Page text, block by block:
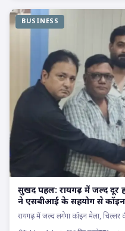
BUSINESS
सुखद पहल: रायगढ़ में जल्द दूर
ने एसबीआई के सहयोग से
रायगढ़ में जल्द लगेगा कॉइन मेला, चिल्लर